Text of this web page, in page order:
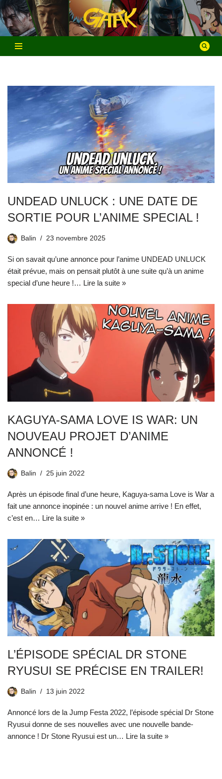
Aller
au
contenu
UNDEAD UNLUCK : UNE DATE DE
SORTIE POUR L’ANIME SPECIAL !
Balin 23 novembre 2025
Si on savait qu’une annonce pour l’anime UNDEAD UNLUCK
était prévue, mais on pensait plutôt à une suite qu’à un anime
special d’une heure !… Lire la suite »
KAGUYA-SAMA LOVE IS WAR: UN
NOUVEAU PROJET D’ANIME
ANNONCÉ !
Balin 25 juin 2022
Après un épisode final d’une heure, Kaguya-sama Love is War a
fait une annonce inopinée : un nouvel anime arrive ! En effet,
c’est en… Lire la suite »
L’ÉPISODE SPÉCIAL DR STONE
RYUSUI SE PRÉCISE EN TRAILER!
Balin 13 juin 2022
Annoncé lors de la Jump Festa 2022, l’épisode spécial Dr Stone
Ryusui donne de ses nouvelles avec une nouvelle bande-
annonce ! Dr Stone Ryusui est un… Lire la suite »